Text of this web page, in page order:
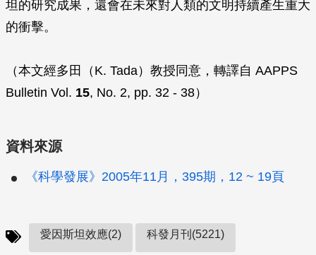
坦的研究成果，還會在未來對人類的文明持續產生重大
的衝擊。
（本文經多田（K. Tada）教授同意，轉譯自 AAPPS
Bulletin Vol. 15, No. 2, pp. 32 - 38）
資料來源
《科學發展》2005年11月，395期，12 ~ 19頁
愛因斯坦效應(2) 科發月刊(5221)